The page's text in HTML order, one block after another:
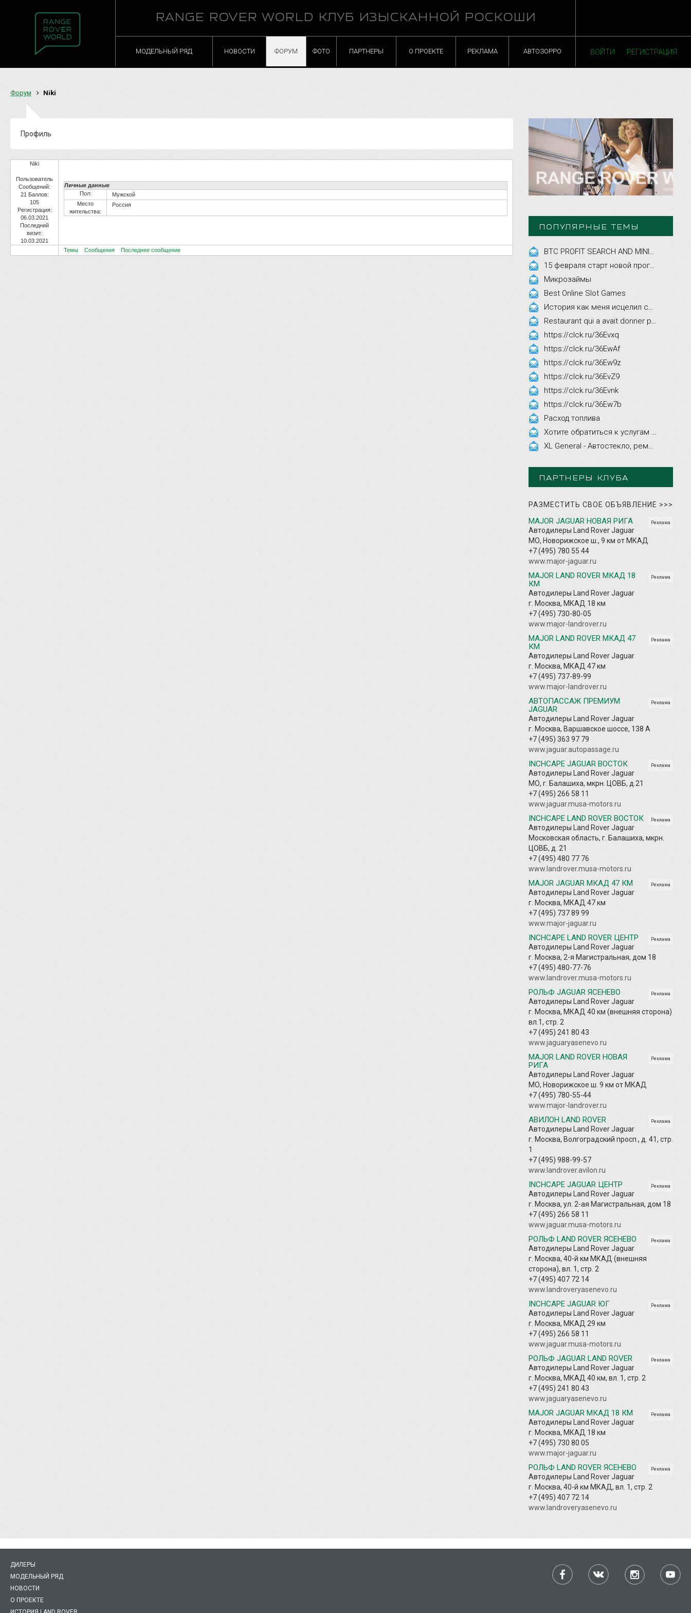
RANGE ROVER WORLD КЛУБ ИЗЫСКАННОЙ РОСКОШИ
МОДЕЛЬНЫЙ РЯД НОВОСТИ ФОРУМ ФОТО ПАРТНЕРЫ О ПРОЕКТЕ РЕКЛАМА АВТОЗОРРО ВОЙТИ РЕГИСТРАЦИЯ
Форум Niki
Профиль
Niki
Пользователь
Сообщений:
21 Баллов:
105
Регистрация:
06.03.2021
Последний
визит:
10.03.2021
Личные данные
Пол:
Мужской
Место
жительства:
Россия
Темы Сообщения Последнее сообщение
ПОПУЛЯРНЫЕ ТЕМЫ
Микрозаймы
Best Online Slot Games
https://clck.ru/36Evxq
https://clck.ru/36EwAf
https://clck.ru/36Ew9z
https://clck.ru/36EvZ9
https://clck.ru/36Evnk
https://clck.ru/36Ew7b
Расход топлива
ПАРТНЕРЫ КЛУБА
РАЗМЕСТИТЬ СВОЕ ОБЪЯВЛЕНИЕ >>>
Реклама
MAJOR JAGUAR НОВАЯ РИГА
Автодилеры Land Rover Jaguar
МО, Новорижское ш., 9 км от МКАД
+7 (495) 780 55 44
www.major-jaguar.ru
Реклама
MAJOR LAND ROVER МКАД 18
КМ
Автодилеры Land Rover Jaguar
г. Москва, МКАД 18 км
+7 (495) 730-80-05
www.major-landrover.ru
Реклама
MAJOR LAND ROVER МКАД 47
КМ
Автодилеры Land Rover Jaguar
г. Москва, МКАД 47 км
+7 (495) 737-89-99
www.major-landrover.ru
Реклама
АВТОПАССАЖ ПРЕМИУМ
JAGUAR
Автодилеры Land Rover Jaguar
г. Москва, Варшавское шоссе, 138 А
+7 (495) 363 97 79
www.jaguar.autopassage.ru
Реклама
INCHCAPE JAGUAR ВОСТОК
Автодилеры Land Rover Jaguar
МО, г. Балашиха, мкрн. ЦОВБ, д.21
+7 (495) 266 58 11
www.jaguar.musa-motors.ru
Реклама
INCHCAPE LAND ROVER ВОСТОК
Автодилеры Land Rover Jaguar
Московская область, г. Балашиха, мкрн.
ЦОВБ, д. 21
+7 (495) 480 77 76
www.landrover.musa-motors.ru
Реклама
MAJOR JAGUAR МКАД 47 КМ
Автодилеры Land Rover Jaguar
г. Москва, МКАД 47 км
+7 (495) 737 89 99
www.major-jaguar.ru
Реклама
INCHCAPE LAND ROVER ЦЕНТР
Автодилеры Land Rover Jaguar
г. Москва, 2-я Магистральная, дом 18
+7 (495) 480-77-76
www.landrover.musa-motors.ru
Реклама
РОЛЬФ JAGUAR ЯСЕНЕВО
Автодилеры Land Rover Jaguar
г. Москва, МКАД 40 км (внешняя сторона)
вл.1, стр. 2
+7 (495) 241 80 43
www.jaguaryasenevo.ru
Реклама
MAJOR LAND ROVER НОВАЯ
РИГА
Автодилеры Land Rover Jaguar
МО, Новорижское ш. 9 км от МКАД
+7 (495) 780-55-44
www.major-landrover.ru
Реклама
АВИЛОН LAND ROVER
Автодилеры Land Rover Jaguar
г. Москва, Волгоградский просп., д. 41, стр.
1
+7 (495) 988-99-57
www.landrover.avilon.ru
Реклама
INCHCAPE JAGUAR ЦЕНТР
Автодилеры Land Rover Jaguar
г. Москва, ул. 2-ая Магистральная, дом 18
+7 (495) 266 58 11
www.jaguar.musa-motors.ru
Реклама
РОЛЬФ LAND ROVER ЯСЕНЕВО
Автодилеры Land Rover Jaguar
г. Москва, 40-й км МКАД (внешняя
сторона), вл. 1, стр. 2
+7 (495) 407 72 14
www.landroveryasenevo.ru
Реклама
INCHCAPE JAGUAR ЮГ
Автодилеры Land Rover Jaguar
г. Москва, МКАД 29 км
+7 (495) 266 58 11
www.jaguar.musa-motors.ru
Реклама
РОЛЬФ JAGUAR LAND ROVER
Автодилеры Land Rover Jaguar
г. Москва, МКАД 40 км, вл. 1, стр. 2
+7 (495) 241 80 43
www.jaguaryasenevo.ru
Реклама
MAJOR JAGUAR МКАД 18 КМ
Автодилеры Land Rover Jaguar
г. Москва, МКАД 18 км
+7 (495) 730 80 05
www.major-jaguar.ru
Реклама
РОЛЬФ LAND ROVER ЯСЕНЕВО
Автодилеры Land Rover Jaguar
г. Москва, 40-й км МКАД, вл. 1, стр. 2
+7 (495) 407 72 14
www.landroveryasenevo.ru
ДИЛЕРЫ
МОДЕЛЬНЫЙ РЯД
НОВОСТИ
О ПРОЕКТЕ